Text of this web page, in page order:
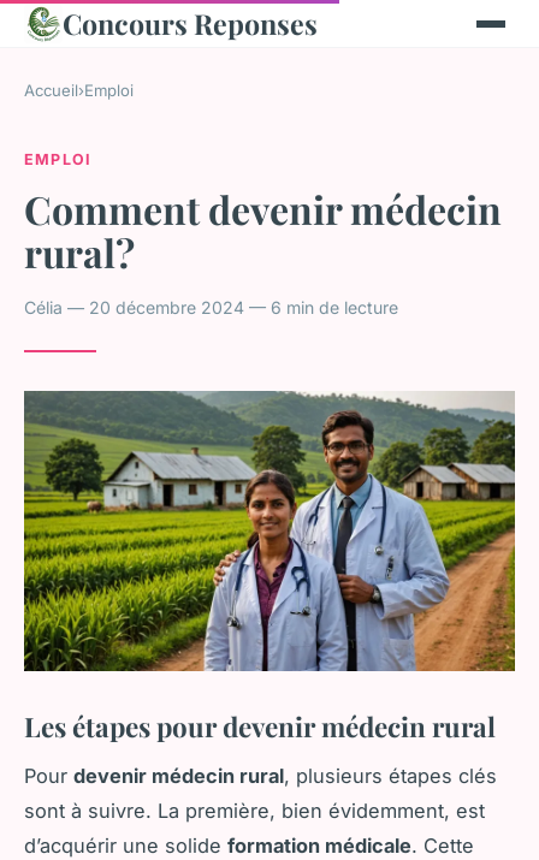
Concours Reponses
Accueil›Emploi
EMPLOI
Comment devenir médecin
rural?
Célia — 20 décembre 2024 — 6 min de lecture
Les étapes pour devenir médecin rural
Pour devenir médecin rural, plusieurs étapes clés
sont à suivre. La première, bien évidemment, est
d’acquérir une solide formation médicale. Cette